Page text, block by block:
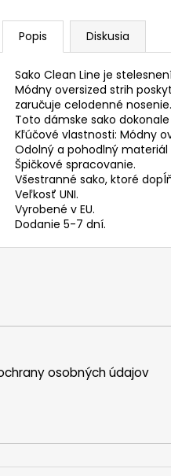
Popis Diskusia
Sako Clean Line je
Módny oversized strih
zaručuje celodenné nosenie.
Toto dámske sako
Kľúčové vlastnosti: Módny
Odolný a pohodlný
Špičkové spracovanie.
Všestranné sako, ktoré
Veľkosť UNI.
Vyrobené v EU.
Dodanie 5-7 dní.
osobných údajov